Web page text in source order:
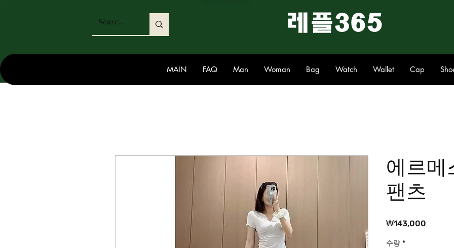
​레플365
MAIN FAQ Man Woman Bag Watch Wallet Cap
에르메
팬츠
₩143,000
수량 *